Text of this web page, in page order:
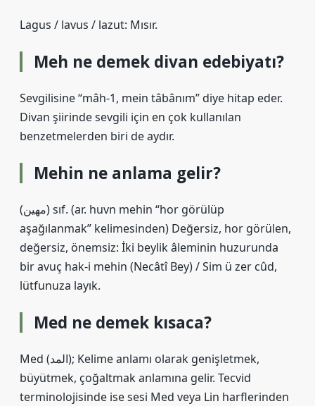
Lagus / lavus / lazut: Mısır.
Meh ne demek divan edebiyatı?
Sevgilisine “mâh-1, mein tâbânım” diye hitap eder.
Divan şiirinde sevgili için en çok kullanılan
benzetmelerden biri de aydır.
Mehin ne anlama gelir?
(ﻣﻬﻴﻦ) sıf. (ar. huvn mehіn “hor görülüp
aşağılanmak” kelimesinden) Değersiz, hor görülen,
değersiz, önemsiz: İki beylik âleminin huzurunda
bir avuç hak-i mehin (Necâtî Bey) / Sim ü zer cûd,
lütfunuza layık.
Med ne demek kısaca?
Med (المد); Kelime anlamı olarak genişletmek,
büyütmek, çoğaltmak anlamına gelir. Tecvid
terminolojisinde ise sesi Med veya Lin harflerinden